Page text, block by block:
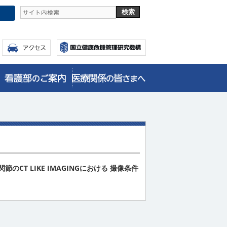
節のCT LIKE IMAGINGにおける 撮像条件